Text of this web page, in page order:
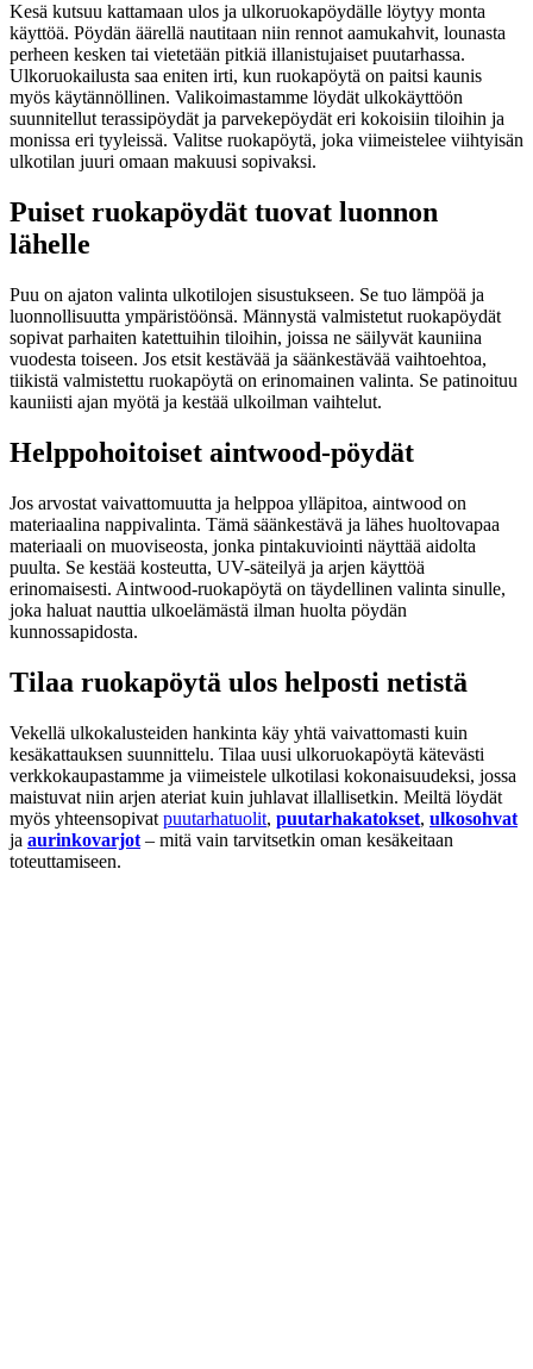
Kesä kutsuu kattamaan ulos ja ulkoruokapöydälle löytyy monta
käyttöä. Pöydän äärellä nautitaan niin rennot aamukahvit, lounasta
perheen kesken tai vietetään pitkiä illanistujaiset puutarhassa.
Ulkoruokailusta saa eniten irti, kun ruokapöytä on paitsi kaunis
myös käytännöllinen. Valikoimastamme löydät ulkokäyttöön
suunnitellut terassipöydät ja parvekepöydät eri kokoisiin tiloihin ja
monissa eri tyyleissä. Valitse ruokapöytä, joka viimeistelee viihtyisän
ulkotilan juuri omaan makuusi sopivaksi.
Puiset ruokapöydät tuovat luonnon
lähelle
Puu on ajaton valinta ulkotilojen sisustukseen. Se tuo lämpöä ja
luonnollisuutta ympäristöönsä. Männystä valmistetut ruokapöydät
sopivat parhaiten katettuihin tiloihin, joissa ne säilyvät kauniina
vuodesta toiseen. Jos etsit kestävää ja säänkestävää vaihtoehtoa,
tiikistä valmistettu ruokapöytä on erinomainen valinta. Se patinoituu
kauniisti ajan myötä ja kestää ulkoilman vaihtelut.
Helppohoitoiset aintwood-pöydät
Jos arvostat vaivattomuutta ja helppoa ylläpitoa, aintwood on
materiaalina nappivalinta. Tämä säänkestävä ja lähes huoltovapaa
materiaali on muoviseosta, jonka pintakuviointi näyttää aidolta
puulta. Se kestää kosteutta, UV-säteilyä ja arjen käyttöä
erinomaisesti. Aintwood-ruokapöytä on täydellinen valinta sinulle,
joka haluat nauttia ulkoelämästä ilman huolta pöydän
kunnossapidosta.
Tilaa ruokapöytä ulos helposti netistä
Vekellä ulkokalusteiden hankinta käy yhtä vaivattomasti kuin
kesäkattauksen suunnittelu. Tilaa uusi ulkoruokapöytä kätevästi
verkkokaupastamme ja viimeistele ulkotilasi kokonaisuudeksi, jossa
maistuvat niin arjen ateriat kuin juhlavat illallisetkin. Meiltä löydät
myös yhteensopivat puutarhatuolit, puutarhakatokset, ulkosohvat
ja aurinkovarjot – mitä vain tarvitsetkin oman kesäkeitaan
toteuttamiseen.